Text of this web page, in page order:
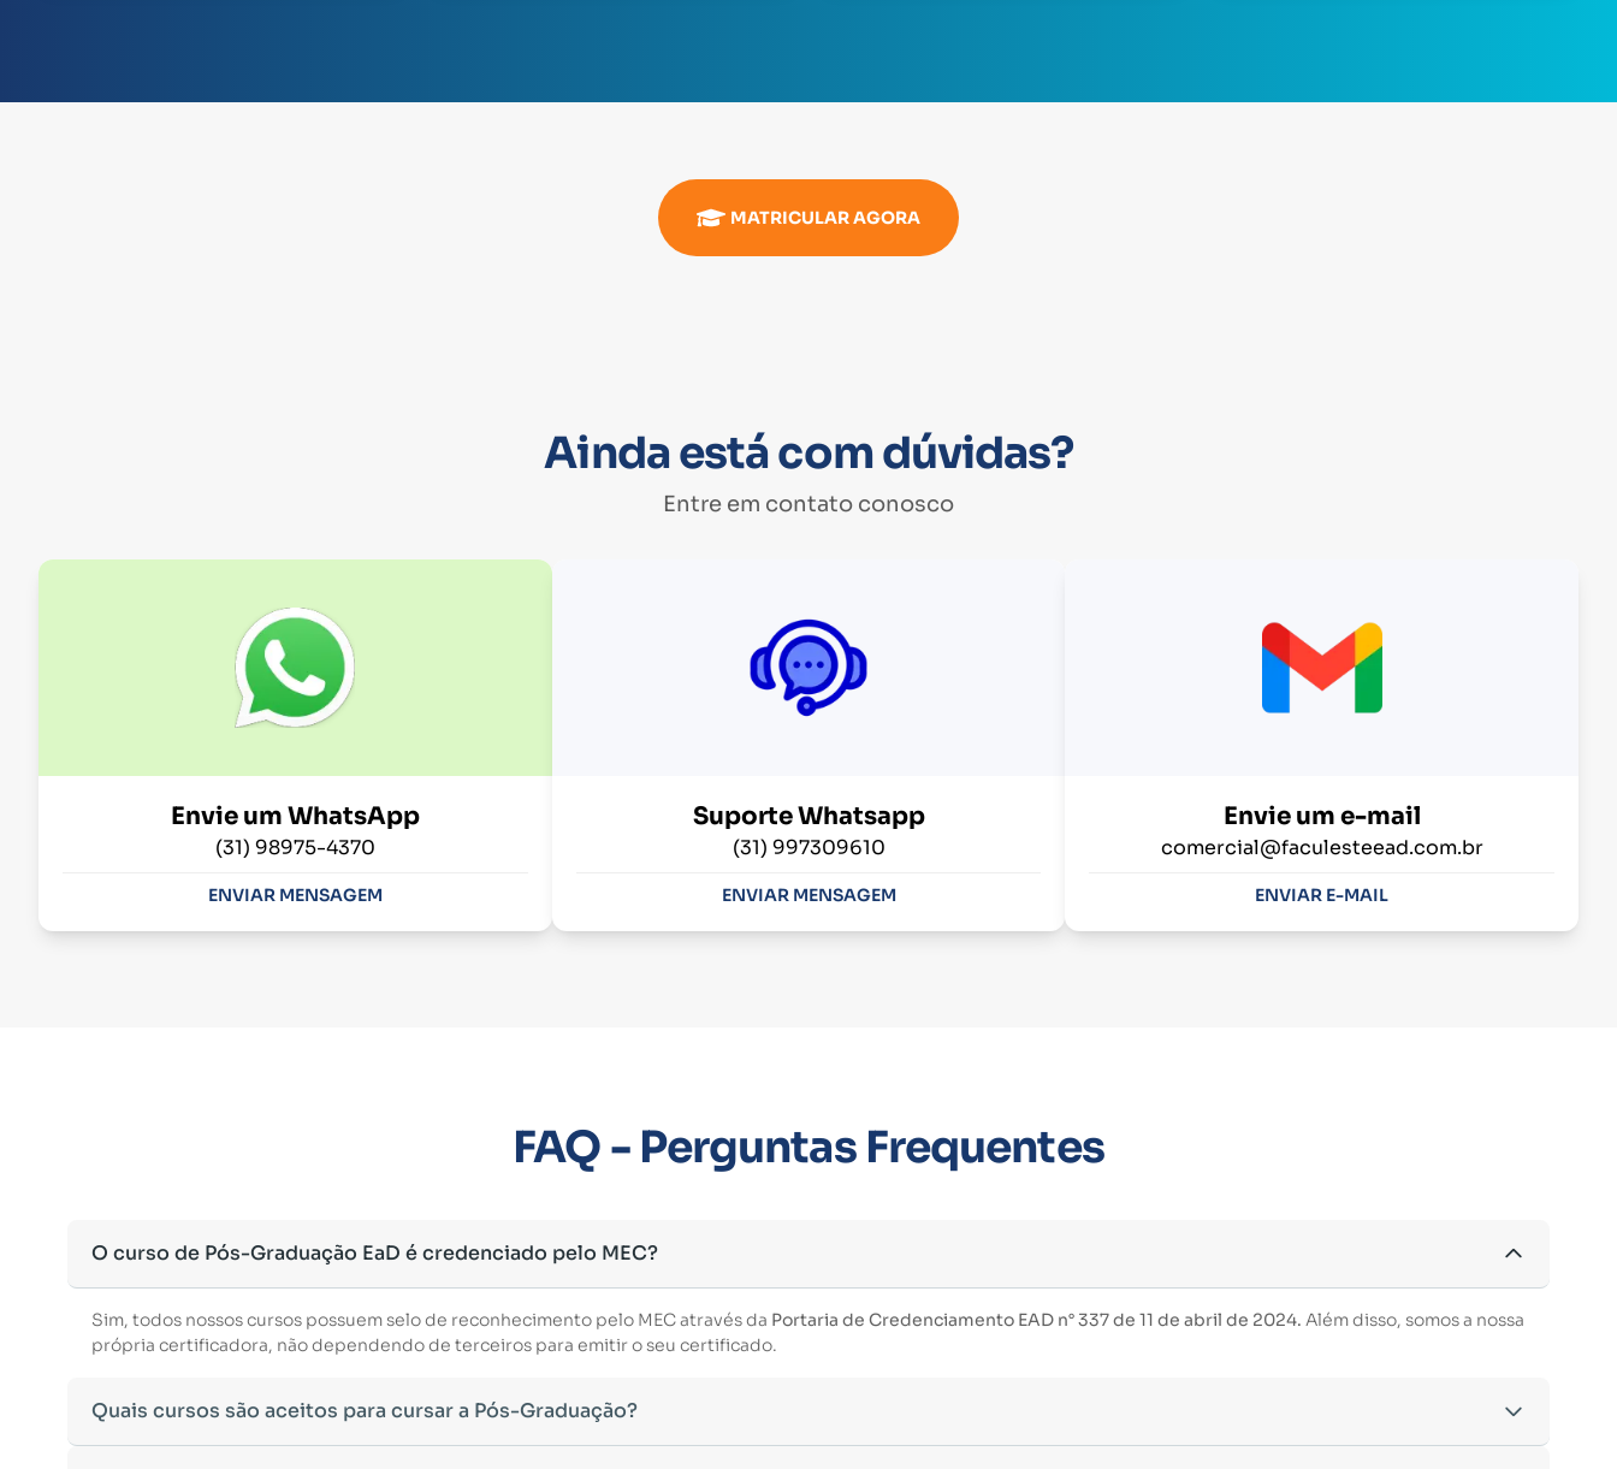
MATRICULAR AGORA
Ainda está com dúvidas?
Entre em contato conosco
Envie um WhatsApp
(31) 98975-4370
ENVIAR MENSAGEM
Suporte Whatsapp
(31) 997309610
ENVIAR MENSAGEM
Envie um e-mail
comercial@faculesteead.com.br
ENVIAR E-MAIL
FAQ - Perguntas Frequentes
O curso de Pós-Graduação EaD é credenciado pelo MEC?
Sim, todos nossos cursos possuem selo de reconhecimento pelo MEC através da Portaria de Credenciamento EAD n° 337 de 11 de abril de 2024. Além disso, somos a nossa
própria certificadora, não dependendo de terceiros para emitir o seu certificado.
Quais cursos são aceitos para cursar a Pós-Graduação?